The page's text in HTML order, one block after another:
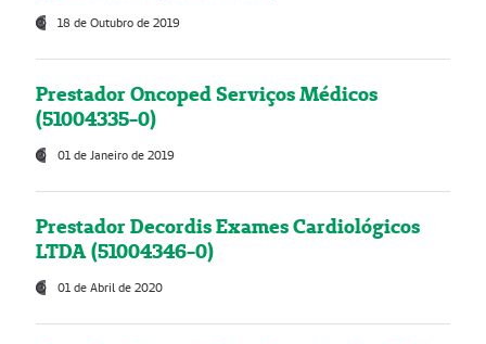
18 de Outubro de 2019
Prestador Oncoped Serviços Médicos
(51004335-0)
01 de Janeiro de 2019
Prestador Decordis Exames Cardiológicos
LTDA (51004346-0)
01 de Abril de 2020